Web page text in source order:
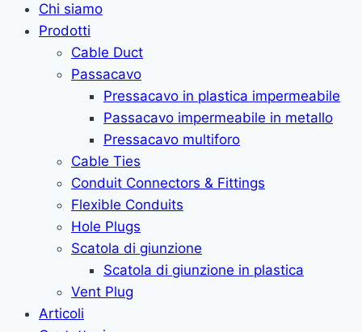
Chi siamo
Prodotti
Cable Duct
Passacavo
Pressacavo in plastica impermeabile
Passacavo impermeabile in metallo
Pressacavo multiforo
Cable Ties
Conduit Connectors & Fittings
Flexible Conduits
Hole Plugs
Scatola di giunzione
Scatola di giunzione in plastica
Vent Plug
Articoli